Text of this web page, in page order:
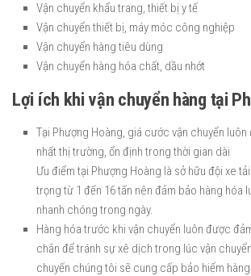
Vận chuyển khẩu trang, thiết bị y tế
Vận chuyển thiết bị, máy móc công nghiệp
Vận chuyển hàng tiêu dùng
Vận chuyển hàng hóa chất, dầu nhớt
Lợi ích khi vận chuyển hàng tại
Tại Phượng Hoàng, giá cước vận chuyển
nhất thị trường, ổn định trong thời gian dài
Ưu điểm tại Phượng Hoàng là sở hữu đội xe
trọng từ 1 đến 16 tấn nên đảm bảo hàng hóa
nhanh chóng trong ngày.
Hàng hóa trước khi vận chuyển luôn được
chắn để tránh sự xê dịch trong lúc vận
chuyến chúng tôi sẽ cung cấp bảo hiểm